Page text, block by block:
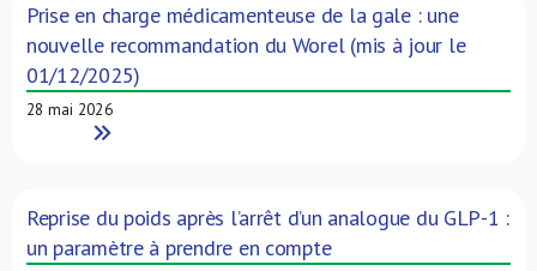
Prise en charge médicamenteuse de la gale : une
nouvelle recommandation du Worel (mis à jour le
01/12/2025)
28 mai 2026
Read More
Reprise du poids après l’arrêt d’un analogue du GLP-1 :
un paramètre à prendre en compte